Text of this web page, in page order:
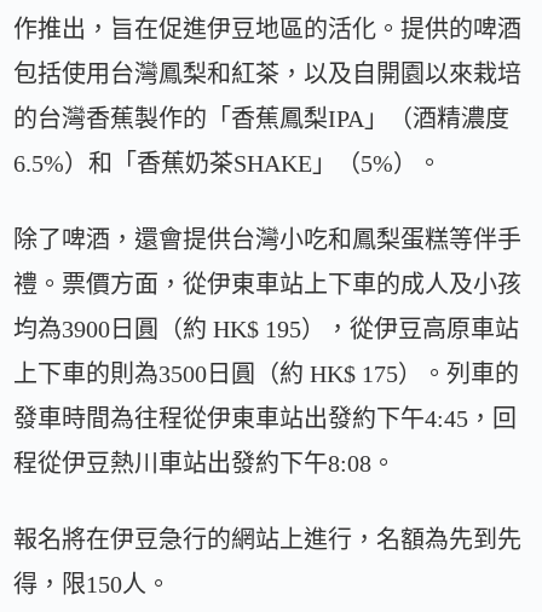
作推出，旨在促進伊豆地區的活化。提供的啤酒
包括使用台灣鳳梨和紅茶，以及自開園以來栽培
的台灣香蕉製作的「香蕉鳳梨IPA」（酒精濃度
6.5%）和「香蕉奶茶SHAKE」（5%）。
除了啤酒，還會提供台灣小吃和鳳梨蛋糕等伴手
禮。票價方面，從伊東車站上下車的成人及小孩
均為3900日圓（約 HK$ 195），從伊豆高原車站
上下車的則為3500日圓（約 HK$ 175）。列車的
發車時間為往程從伊東車站出發約下午4:45，回
程從伊豆熱川車站出發約下午8:08。
報名將在伊豆急行的網站上進行，名額為先到先
得，限150人。